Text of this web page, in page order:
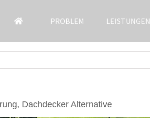
PROBLEM LEISTUNGEN
Dachdecker Alternative